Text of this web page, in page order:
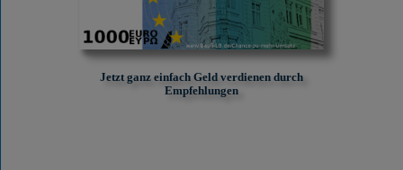
Jetzt ganz einfach Geld verdienen durch
Empfehlungen